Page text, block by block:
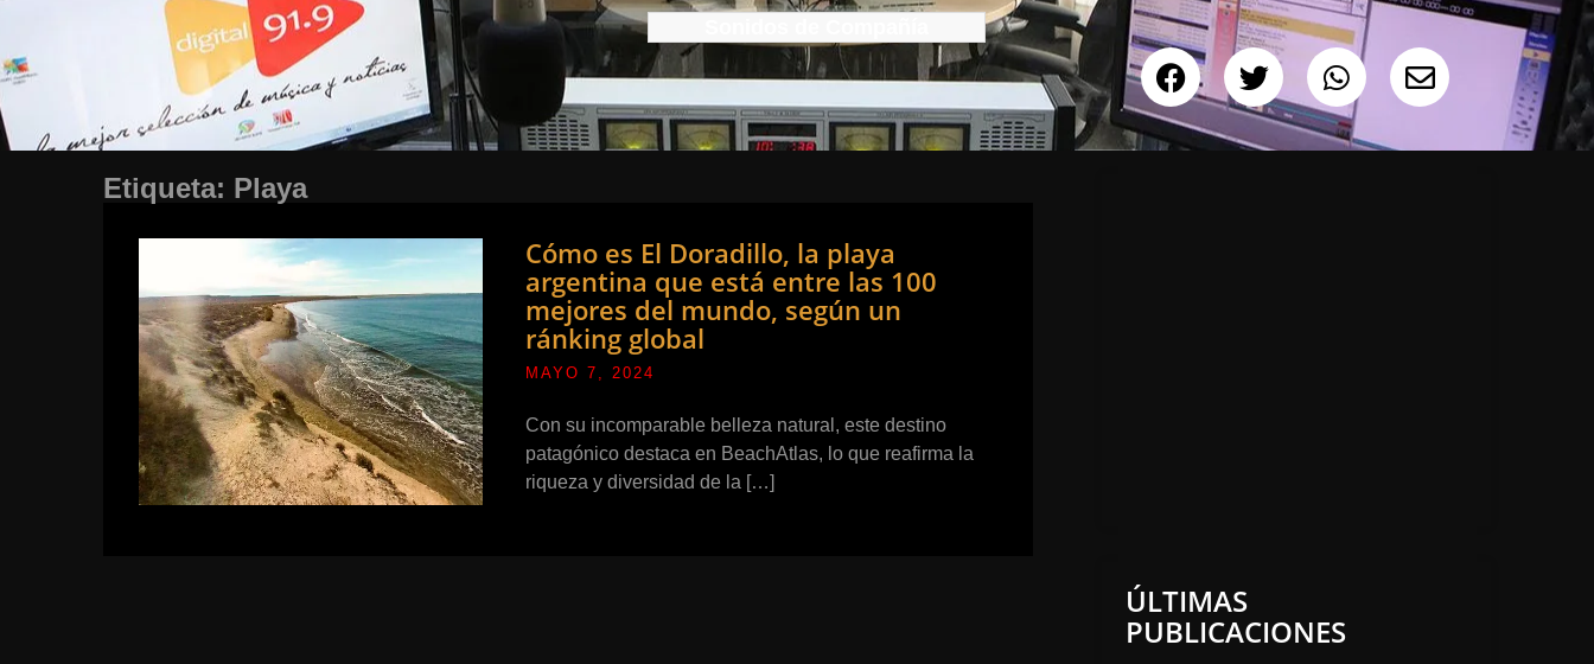
Etiqueta: Playa
Cómo es El Doradillo, la playa
argentina que está entre las 100
mejores del mundo, según un
ránking global
MAYO 7, 2024
Con su incomparable belleza natural, este destino
patagónico destaca en BeachAtlas, lo que reafirma la
riqueza y diversidad de la […]
ÚLTIMAS
PUBLICACIONES